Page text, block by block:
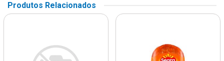
Produtos Relacionados